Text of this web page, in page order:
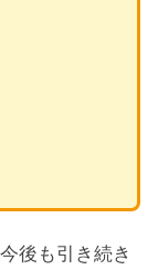
後も引き続き